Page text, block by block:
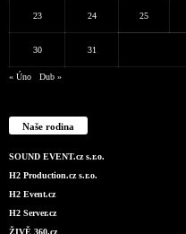
23 24 25
30 31
« Úno Dub »
Naše rodina
SOUND EVENT.cz s.r.o.
H2 Production.cz s.r.o.
H2 Event.cz
H2 Server.cz
ŽIVĚ 360.cz